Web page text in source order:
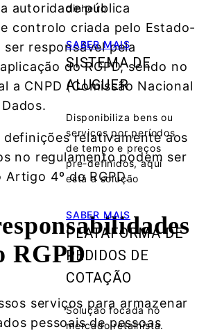
dinheiro
SABER MAIS
SISTEMA DE
ALUGUER
Disponibiliza bens ou
serviços por períodos
de tempo e preços
pre-definidos, aqui
está a solução
SABER MAIS
PLATAFORMA DE
PEDIDOS DE
COTAÇÃO
Solução focada no
mercado retalhista.
autoridade pública
controlo criada pelo Estado-
responsável pela
do RGPD, sendo no
a CNPD (Comissão Nacional
definições relativamente aos
no regulamento podem ser
4º do RGPD.
RGPD
serviços para armazenar
pessoais de pessoas